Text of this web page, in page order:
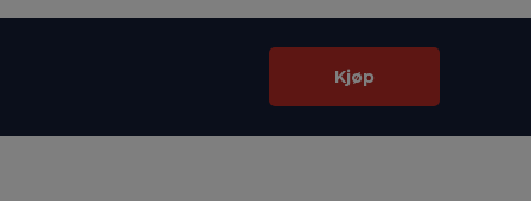
Kjøp